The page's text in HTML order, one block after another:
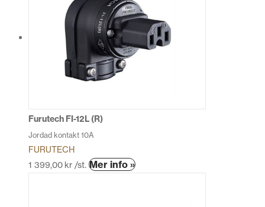
Furutech FI-12L (R)
Jordad kontakt 10A
FURUTECH
1 399,00 kr /st. Mer info »